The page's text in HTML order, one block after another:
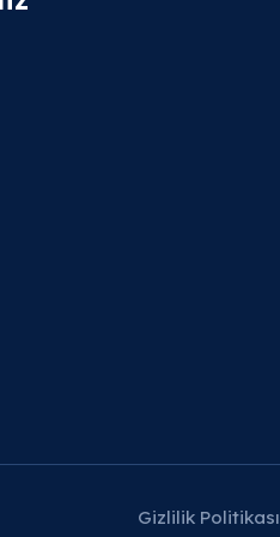
Gizlilik Politikası